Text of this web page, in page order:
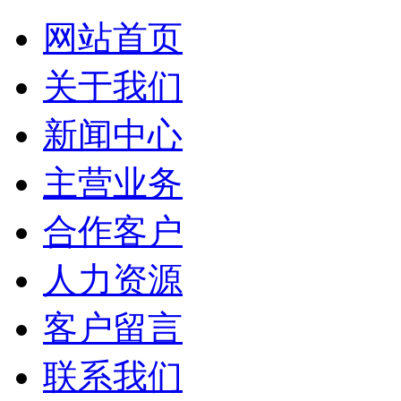
网站首页
关于我们
新闻中心
主营业务
合作客户
人力资源
客户留言
联系我们